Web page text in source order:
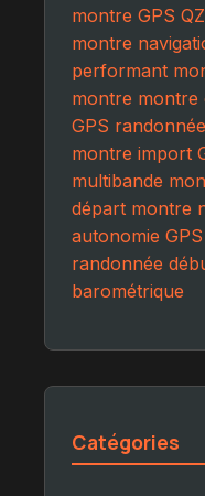
montre GPS
montre
performant
montre montre
GPS randonnée
montre import
multibande
départ montre
autonomie
randonnée
barométrique
Catégories